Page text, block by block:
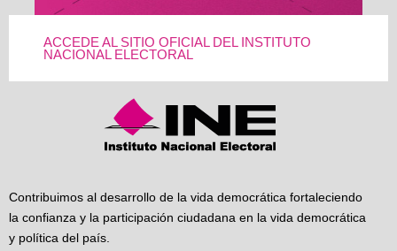
ACCEDE AL SITIO OFICIAL DEL INSTITUTO
NACIONAL ELECTORAL
Contribuimos al desarrollo de la vida democrática fortaleciendo
la confianza y la participación ciudadana en la vida democrática
y política del país.